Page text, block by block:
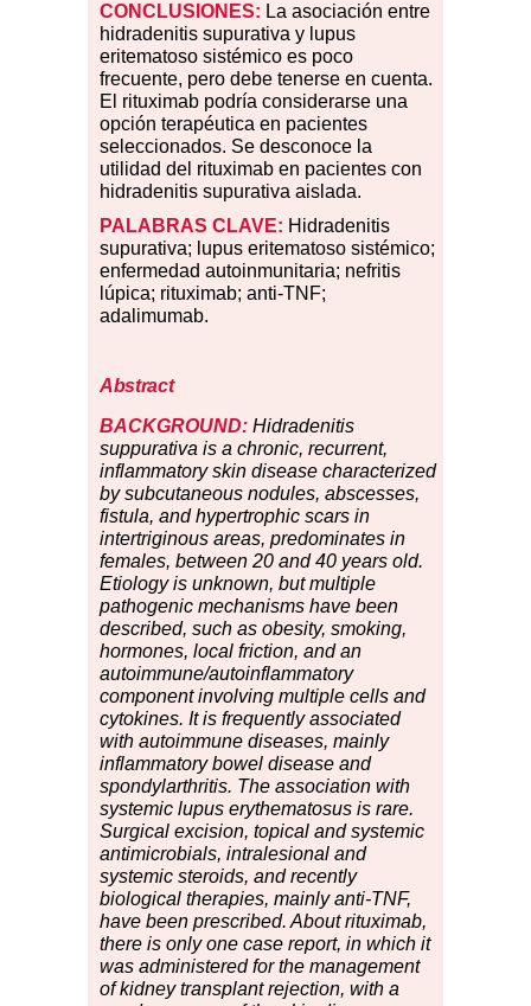
CONCLUSIONES: La asociación entre
hidradenitis supurativa y lupus
eritematoso sistémico es poco
frecuente, pero debe tenerse en cuenta.
El rituximab podría considerarse una
opción terapéutica en pacientes
seleccionados. Se desconoce la
utilidad del rituximab en pacientes con
hidradenitis supurativa aislada.
PALABRAS CLAVE: Hidradenitis
supurativa; lupus eritematoso sistémico;
enfermedad autoinmunitaria; nefritis
lúpica; rituximab; anti-TNF;
adalimumab.
Abstract
BACKGROUND: Hidradenitis
suppurativa is a chronic, recurrent,
inflammatory skin disease characterized
by subcutaneous nodules, abscesses,
fistula, and hypertrophic scars in
intertriginous areas, predominates in
females, between 20 and 40 years old.
Etiology is unknown, but multiple
pathogenic mechanisms have been
described, such as obesity, smoking,
hormones, local friction, and an
autoimmune/autoinflammatory
component involving multiple cells and
cytokines. It is frequently associated
with autoimmune diseases, mainly
inflammatory bowel disease and
spondylarthritis. The association with
systemic lupus erythematosus is rare.
Surgical excision, topical and systemic
antimicrobials, intralesional and
systemic steroids, and recently
biological therapies, mainly anti-TNF,
have been prescribed. About rituximab,
there is only one case report, in which it
was administered for the management
of kidney transplant rejection, with a